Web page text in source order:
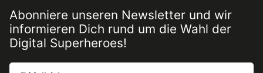
Abonniere unseren Newsletter und wir
informieren Dich rund um die Wahl der
Digital Superheroes!